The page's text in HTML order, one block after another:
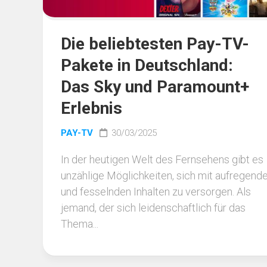
Die beliebtesten Pay-TV-
Pakete in Deutschland:
Das Sky und Paramount+
Erlebnis
PAY-TV 30/03/2025
In der heutigen Welt des Fernsehens gibt es
unzählige Möglichkeiten, sich mit
und fesselnden Inhalten zu versorgen. Als
jemand, der sich leidenschaftlich für das
Thema...